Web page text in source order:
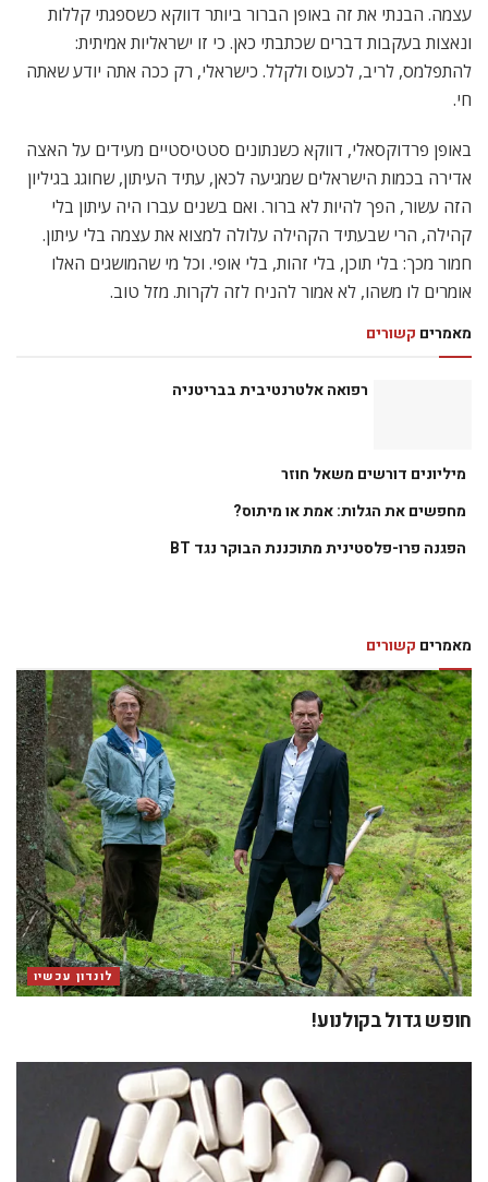
עצמה. הבנתי את זה באופן הברור ביותר דווקא כשספגתי קללות
ונאצות בעקבות דברים שכתבתי כאן. כי זו ישראליות אמיתית:
להתפלמס, לריב, לכעוס ולקלל. כישראלי, רק ככה אתה יודע שאתה
חי.
באופן פרדוקסאלי, דווקא כשנתונים סטטיסטיים מעידים על האצה
אדירה בכמות הישראלים שמגיעה לכאן, עתיד העיתון, שחוגג בגיליון
הזה עשור, הפך להיות לא ברור. ואם בשנים עברו היה עיתון בלי
קהילה, הרי שבעתיד הקהילה עלולה למצוא את עצמה בלי עיתון.
חמור מכך: בלי תוכן, בלי זהות, בלי אופי. וכל מי שהמושגים האלו
אומרים לו משהו, לא אמור להניח לזה לקרות. מזל טוב.
מאמרים קשורים
רפואה אלטרנטיבית בבריטניה
מיליונים דורשים משאל חוזר
מחפשים את הגלות: אמת או מיתוס?
הפגנה פרו-פלסטינית מתוכננת הבוקר נגד BT
מאמרים קשורים
לונדון עכשיו
חופש גדול בקולנוע!